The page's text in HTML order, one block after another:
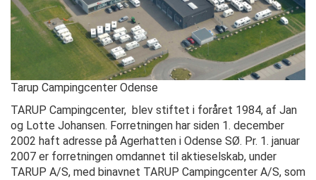
Tarup Campingcenter Odense
TARUP Campingcenter, blev stiftet i foråret 1984, af Jan
og Lotte Johansen. Forretningen har siden 1. december
2002 haft adresse på Agerhatten i Odense SØ. Pr. 1. januar
2007 er forretningen omdannet til aktieselskab, under
TARUP A/S, med binavnet TARUP Campingcenter A/S, som